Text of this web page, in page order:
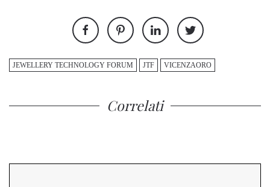
JEWELLERY TECHNOLOGY FORUM JTF VICENZAORO
Correlati